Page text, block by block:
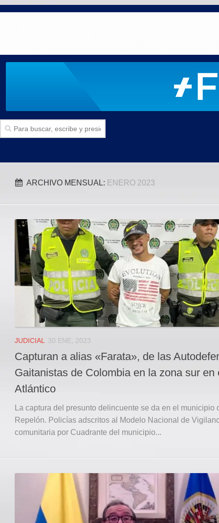
SECCIONES
Politica
Local
Deportes
JUDICIAL
ÁREA METROPOLITANA
REGIONAL
DEPARTAMENTAL
Internacional
facebook
Registro ISSN: 2711-3299
ARCHIVO MENSUAL: ENERO 2023
JUDICIAL 30 ENE, 2023
Capturan a alias «Farata», de las
Gaitanistas de Colombia en la zona sur en
Atlántico
La captura del presunto delincuente se da en el municipio
Repelón. Policías adscritos al Modelo Nacional de
comunitaria por Cuadrante del municipio...